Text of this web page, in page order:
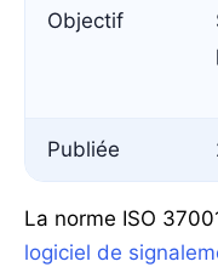
Objectif
Publiée
La norme ISO
logiciel de